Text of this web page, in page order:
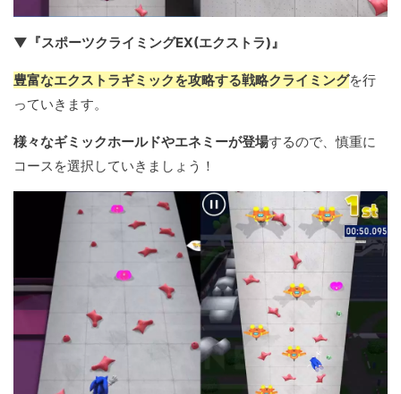
▼『スポーツクライミングEX(エクストラ)』
豊富なエクストラギミックを攻略する戦略クライミングを行
っていきます。
様々なギミックホールドやエネミーが登場するので、慎重に
コースを選択していきましょう！